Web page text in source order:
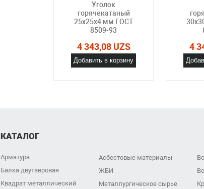
Уголок
горячекатаный
25x25x4 мм ГОСТ
8509-93
4 343,08 UZS
Добавить в корзину
4
КАТАЛОГ
Арматура
Балка двутавровая
Квадрат металлический
Асбестовые материалы
ЖБИ
Металлургическое сырье